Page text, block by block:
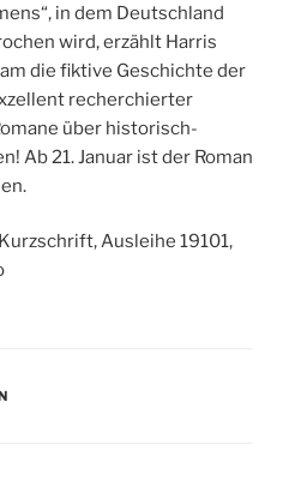
in dem Deutschland
wird, erzählt Harris
die fiktive Geschichte der
recherchierter
über historisch-
Ab 21. Januar ist der Roman
Ausleihe 19101,